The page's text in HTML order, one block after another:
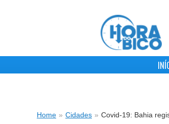
Home » Cidades » Covid-19: Bahia